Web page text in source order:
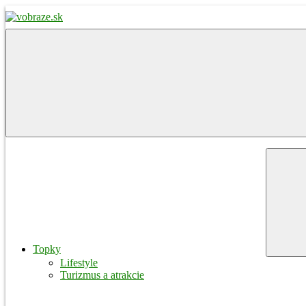
Skip
to
Menu
Topky
Lifestyle
Turizmus a atrakcie